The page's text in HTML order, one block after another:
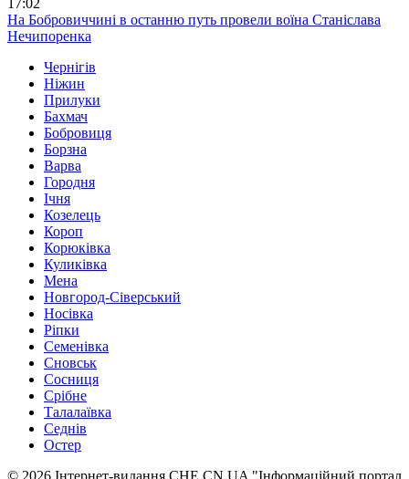
На Бобровиччині в останню путь провели воїна Станіслава
Нечипоренка
Чернігів
Ніжин
Прилуки
Бахмач
Бобровиця
Борзна
Варва
Городня
Ічня
Козелець
Короп
Корюківка
Куликівка
Мена
Новгород-Сіверський
Носівка
Ріпки
Семенівка
Сновськ
Сосниця
Срібне
Талалаївка
Седнів
Остер
© 2026 Інтернет-видання CHE.CN.UA "Інформаційний портал